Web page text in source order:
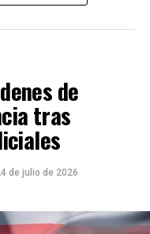
de
tras
de julio de 2026